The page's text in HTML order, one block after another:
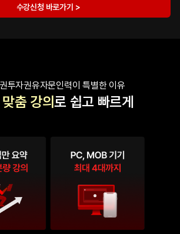
수강신청 바로가기 >
투자권유자문인력이 특별한 이유
춤 강의로 쉽고 빠르게